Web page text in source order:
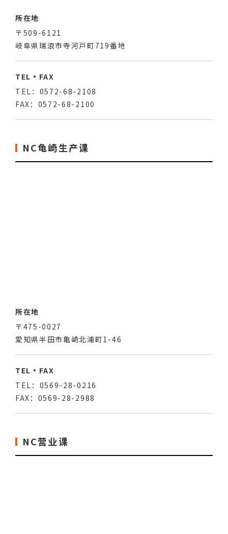
所在地
〒509-6121
岐阜県瑞浪市寺河戸町719番地
TEL・FAX
TEL：0572-68-2108
FAX：0572-68-2100
NC龟崎生产课
所在地
〒475-0027
愛知県半田市亀崎北浦町1-46
TEL・FAX
TEL：0569-28-0216
FAX：0569-28-2988
NC营业课